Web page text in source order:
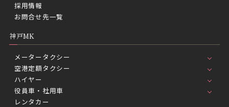
採用情報
お問合せ先一覧
神戸MK
メータータクシー
空港定額タクシー
ハイヤー
役員車・社用車
レンタカー